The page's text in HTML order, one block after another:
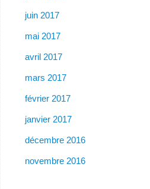
juin 2017
mai 2017
avril 2017
mars 2017
février 2017
janvier 2017
décembre 2016
novembre 2016